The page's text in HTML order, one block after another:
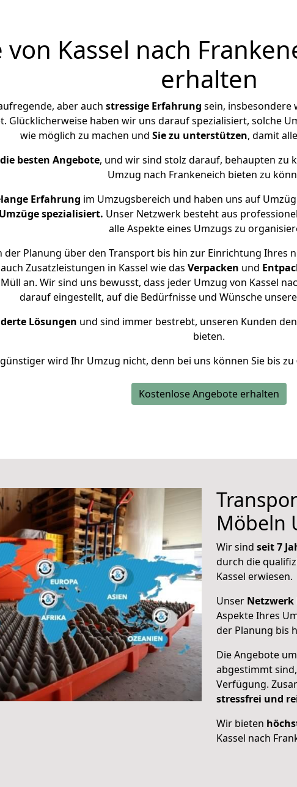
von Kassel nach
erhalten
aber auch stressige Erfahrung sein, insbesondere
Glücklicherweise haben wir uns darauf spezialisiert, solche
wie möglich zu machen und Sie zu unterstützen, damit
besten Angebote, und wir sind stolz darauf, behaupten zu
Umzug nach Frankeneich bieten zu
Erfahrung im Umzugsbereich und haben uns auf
spezialisiert. Unser Netzwerk besteht aus
alle Aspekte eines Umzugs zu
der Planung über den Transport bis hin zur Einrichtung Ihres
Zusatzleistungen in Kassel wie das Verpacken und
an. Wir sind uns bewusst, dass jeder Umzug von Kassel
darauf eingestellt, auf die Bedürfnisse und Wünsche
Lösungen und sind immer bestrebt, unseren Kunden
bieten.
wird Ihr Umzug nicht, denn bei uns können Sie bis zu
Kostenlose Angebote erhalten
Möbeln
Wir sind seit 7
durch die
Kassel erwiesen.
Unser Netzwerk
Aspekte Ihres
der Planung bis
Die Angebote
abgestimmt
Verfügung.
stressfrei und
Wir bieten
Kassel nach